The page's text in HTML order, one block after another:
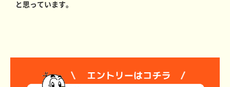
と思っています。